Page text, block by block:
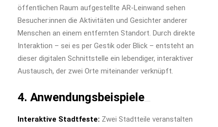
öffentlichen Raum aufgestellte AR-Leinwand sehen
Besucher:innen die Aktivitäten und Gesichter anderer
Menschen an einem entfernten Standort. Durch direkte
Interaktion – sei es per Gestik oder Blick – entsteht an
dieser digitalen Schnittstelle ein lebendiger, interaktiver
Austausch, der zwei Orte miteinander verknüpft.
4. Anwendungsbeispiele
Interaktive Stadtfeste: Zwei Stadtteile veranstalten